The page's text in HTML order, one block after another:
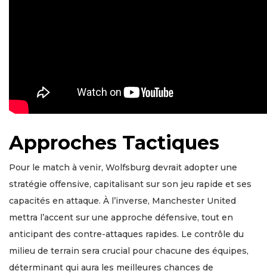
Approches Tactiques
Pour le match à venir, Wolfsburg devrait adopter une
stratégie offensive, capitalisant sur son jeu rapide et ses
capacités en attaque. À l’inverse, Manchester United
mettra l’accent sur une approche défensive, tout en
anticipant des contre-attaques rapides. Le contrôle du
milieu de terrain sera crucial pour chacune des équipes,
déterminant qui aura les meilleures chances de